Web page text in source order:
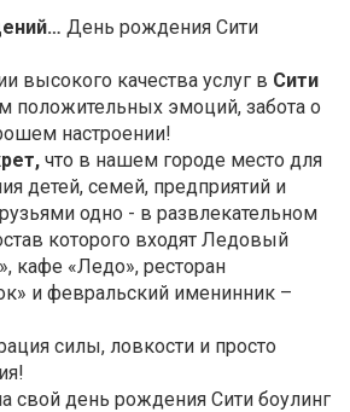
День рождения Сити
высокого качества услуг в Сити
положительных эмоций, забота о
настроении!
что в нашем городе место для
детей, семей, предприятий и
одно - в развлекательном
которого входят Ледовый
кафе «Ледо», ресторан
и февральский именинник –
силы, ловкости и просто
свой день рождения Сити боулинг